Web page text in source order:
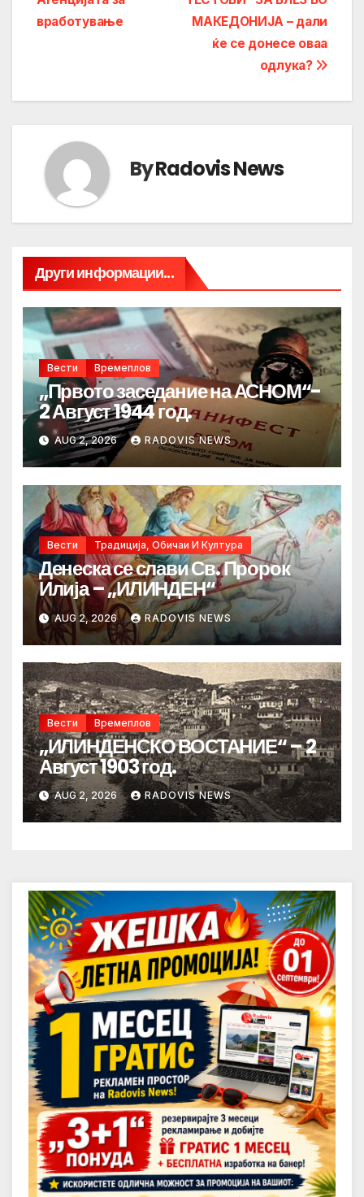
МАКЕДОНИЈА – дали
ќе се донесе оваа
одлука?
вработување
ByRadovis News
Други информации...
Вести Времеплов
„Првото заседание на АСНОМ“-
2 Август 1944 год.
AUG 2, 2026 RADOVIS NEWS
Вести Традиција, Обичаи И Култура
Денеска се слави Св. Пророк
Илија – „ИЛИНДЕН“
AUG 2, 2026 RADOVIS NEWS
Вести Времеплов
„ИЛИНДЕНСКО ВОСТАНИЕ“ – 2
Август 1903 год.
AUG 2, 2026 RADOVIS NEWS